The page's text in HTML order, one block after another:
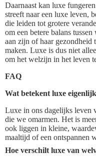
Daarnaast kan luxe
streeft naar een luxe leven,
die leiden tot grotere
om een betere balans
aan zijn of haar gezondheid
maken. Luxe is dus niet
om het welzijn in het leven
FAQ
Wat betekent luxe
Luxe in ons dagelijks leven
die we omarmen. Het is
ook liggen in kleine,
maaltijd of een ontspannen
Hoe verschilt luxe van